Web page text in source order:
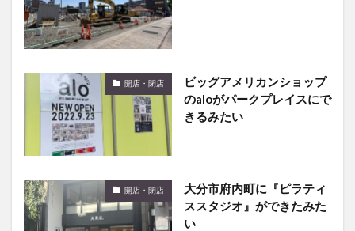
開店・閉店
ビッグアメリカンショップ
のaloがパークプレイスにで
きるみたい
開店・閉店
大分市府内町に『ピラティ
ススタジオ』ができたみた
い